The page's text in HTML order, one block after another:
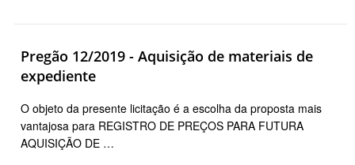
Pregão 12/2019 - Aquisição de materiais de
expediente
O objeto da presente licitação é a escolha da proposta mais
vantajosa para REGISTRO DE PREÇOS PARA FUTURA
AQUISIÇÃO DE …